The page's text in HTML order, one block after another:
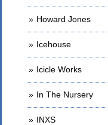
Howard Jones
Icehouse
Icicle Works
In The Nursery
INXS